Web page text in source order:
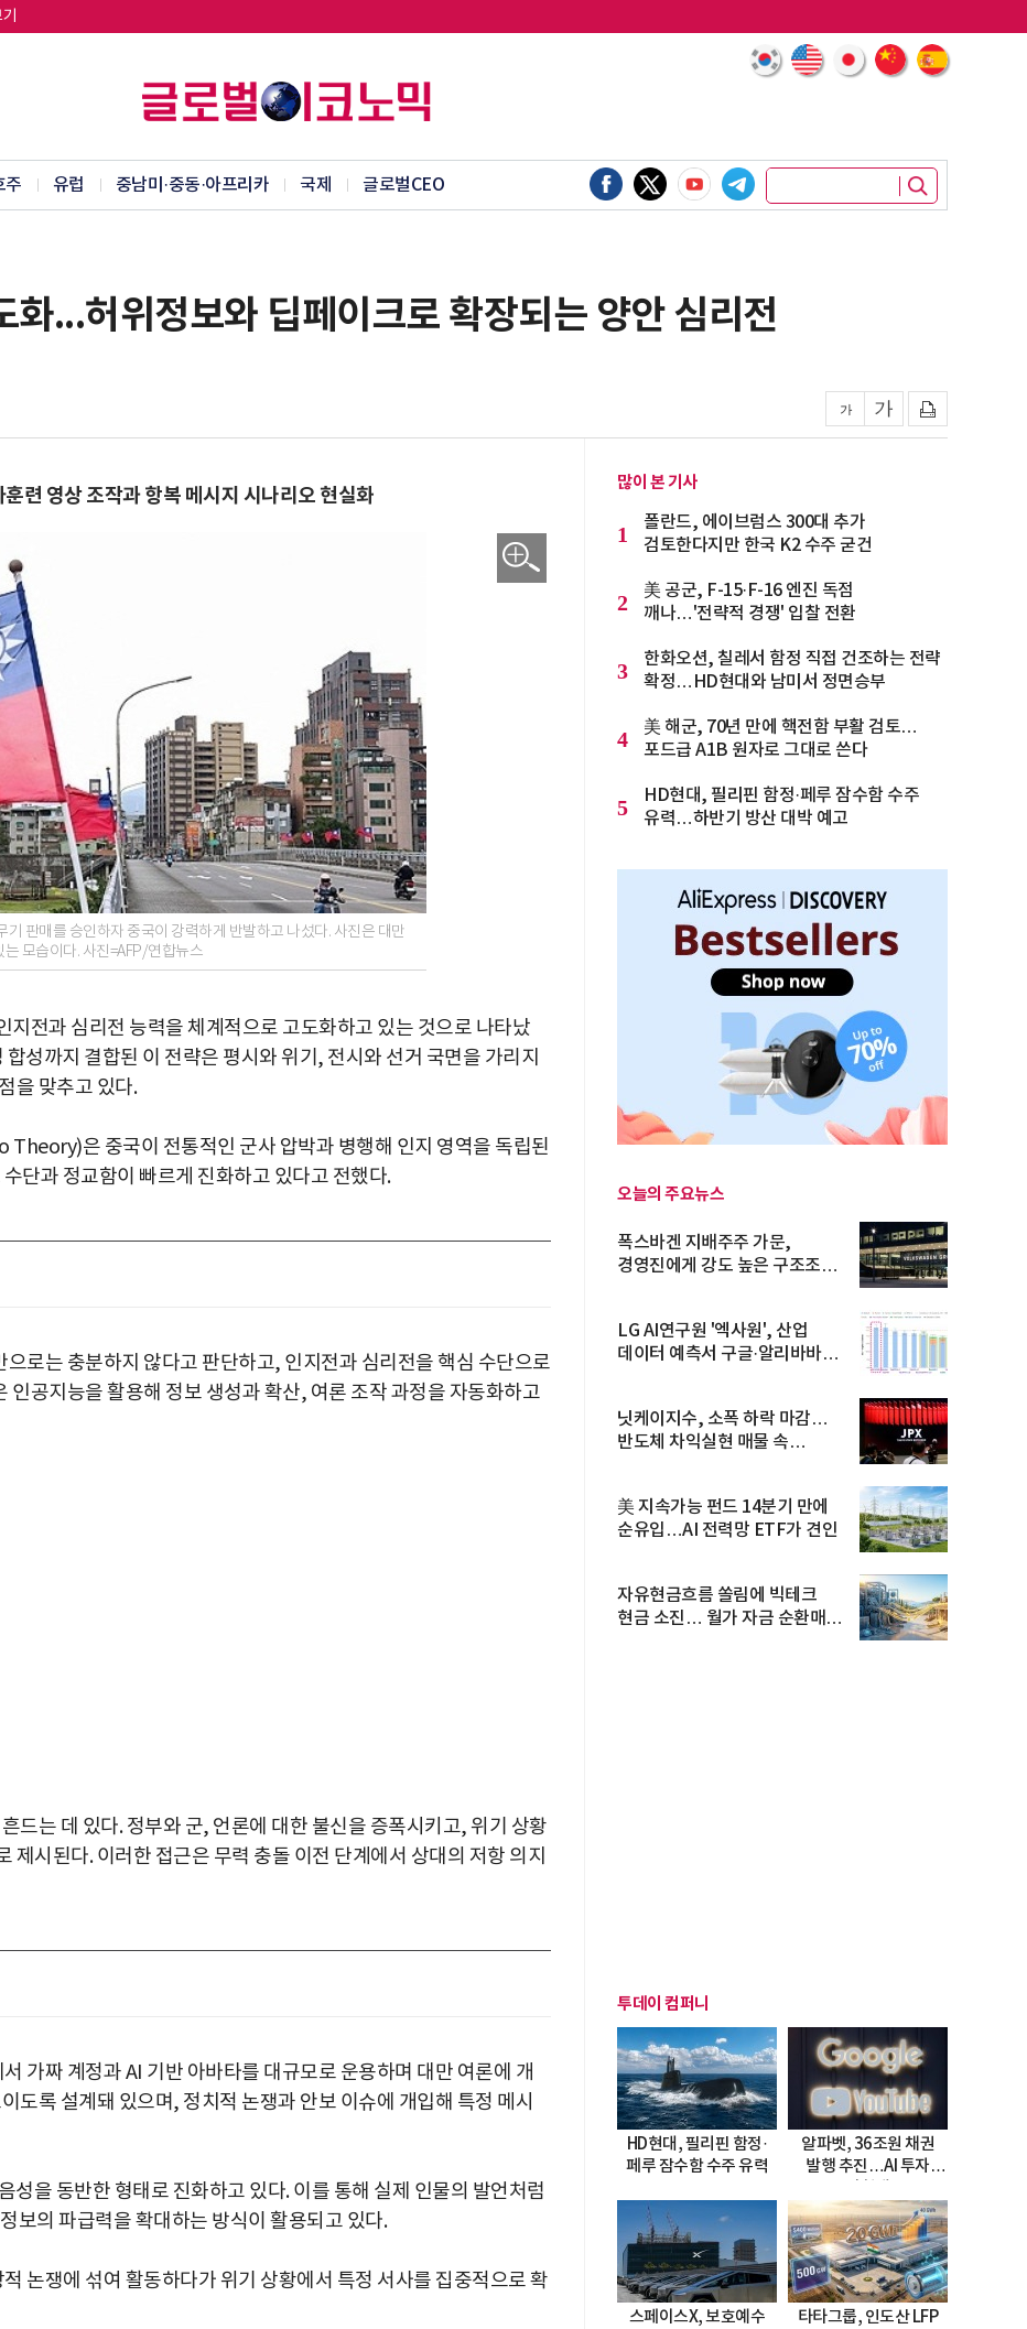
주 유럽 중남미·중동·아프리카 국제 글로벌CEO
...허위정보와 딥페이크로 확장되는 양안 심리전
련 영상 조작과 항복 메시지 시나리오 현실화
기 판매를 승인하자 중국이 강력하게 반발하고 나섰다. 사진은 대만
모습이다. 사진=AFP/연합뉴스
지전과 심리전 능력을 체계적으로 고도화하고 있는 것으로 나타났
성까지 결합된 이 전략은 평시와 위기, 전시와 선거 국면을 가리지
을 맞추고 있다.
은 중국이 전통적인 군사 압박과 병행해 인지 영역을 독립된
단과 정교함이 빠르게 진화하고 있다고 전했다.
로는 충분하지 않다고 판단하고, 인지전과 심리전을 핵심 수단으로
인공지능을 활용해 정보 생성과 확산, 여론 조작 과정을 자동화하고
드는 데 있다. 정부와 군, 언론에 대한 불신을 증폭시키고, 위기 상황
제시된다. 이러한 접근은 무력 충돌 이전 단계에서 상대의 저항 의지
가짜 계정과 AI 기반 아바타를 대규모로 운용하며 대만 여론에 개
도록 설계돼 있으며, 정치적 논쟁과 안보 이슈에 개입해 특정 메시
성을 동반한 형태로 진화하고 있다. 이를 통해 실제 인물의 발언처럼
보의 파급력을 확대하는 방식이 활용되고 있다.
논쟁에 섞여 활동하다가 위기 상황에서 특정 서사를 집중적으로 확
많이 본 기사
1
폴란드, 에이브럼스 300대 추가
검토한다지만 한국 K2 수주 굳건
2
美 공군, F-15·F-16 엔진 독점
깨나…'전략적 경쟁' 입찰 전환
3
한화오션, 칠레서 함정 직접 건조하는 전략
확정…HD현대와 남미서 정면승부
4
美 해군, 70년 만에 핵전함 부활 검토…
포드급 A1B 원자로 그대로 쓴다
5
HD현대, 필리핀 함정·페루 잠수함 수주
유력…하반기 방산 대박 예고
오늘의 주요뉴스
폭스바겐 지배주주 가문,
경영진에게 강도 높은 구조조정
LG AI연구원 '엑사원', 산업
데이터 예측서 구글·알리바바
닛케이지수, 소폭 하락 마감…
반도체 차익실현 매물 속
美 지속가능 펀드 14분기 만에
순유입…AI 전력망 ETF가 견인
자유현금흐름 쏠림에 빅테크
현금 소진… 월가 자금 순환매
투데이 컴퍼니
HD현대, 필리핀 함정·
페루 잠수함 수주 유력
알파벳, 36조원 채권
발행 추진…AI 투자
스페이스X, 보호예수
타타그룹, 인도산 LFP